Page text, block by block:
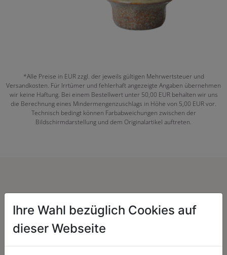
*Alle Preise in EUR zzgl. der jeweils gültigen Mehrwertsteuer und
Versandkosten. Für Irrtümer und fehlerhaft angezeigte Angaben übernehmen
wir keine Haftung. Bei einem Bestellwert unter 50,00 EUR behalten wir uns
die Berechnung eines Mindermengenzuschlags in Höhe von 5,00 EUR vor.
Technisch bedingt können Farbabweichungen zwischen der
Bildschirmdarstellung und dem Originalartikel auftreten.
Herzenssache:
Ihre Wahl bezüglich Cookies auf
dieser Webseite